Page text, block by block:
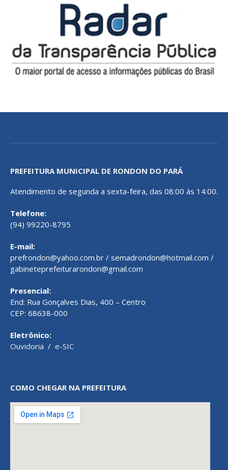
PREFEITURA MUNICIPAL DE RONDON DO PARÁ
Atendimento de segunda a sexta-feira, das 08:00 às 14:00.
Telefone:
(94) 99220-8795
E-mail:
prefrondon@yahoo.com.br / semadrondon@hotmail.com /
gabineteprefeiturarondon@gmail.com
Presencial:
End: Rua Gonçalves Dias, 400 – Centro
CEP: 68638-000
Eletrônico:
Ouvidoria / e-SIC
COMO CHEGAR NA PREFEITURA